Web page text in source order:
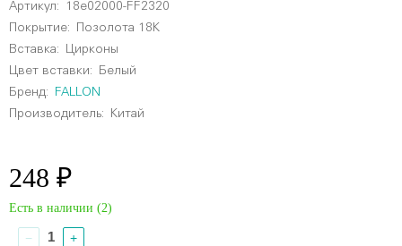
Артикул:
18e02000-FF2320
Покрытие: Позолота 18К
Вставка: Цирконы
Цвет вставки:
Белый
Бренд:
FALLON
Производитель: Китай
248 ₽
Есть в наличии (2)
− +